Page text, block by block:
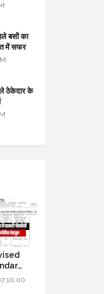
बसों का
में सफर
ठेकेदार के
में
के लिए